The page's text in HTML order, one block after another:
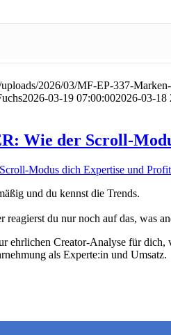
2026/03/MF-EP-337-
2026-03-19 07:00:002026-03-18
Wie der Scroll-
und du kennst die Trends.
reagierst du nur noch auf das, was
ehrlichen Creator-Analyse für
als Experte:in und Umsatz.